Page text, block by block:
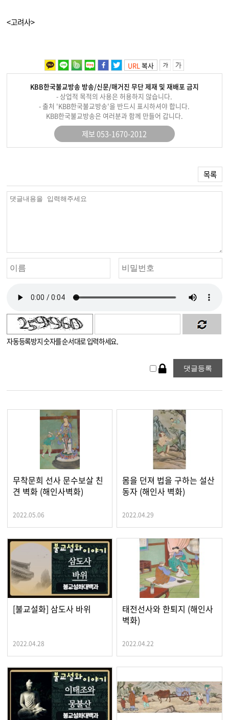
<고려사>
URL복사
KBB한국불교방송 방송/신문/매거진 무단 제재 및 재배포 금지
- 상업적 목적의 사용은 허용하지 않습니다.
- 출처 'KBB한국불교방송'을 반드시 표시하셔야 합니다.
KBB한국불교방송은 여러분과 함께 만들어 갑니다.
제보 053-1670-2012
목록
자동등록방지 숫자를 순서대로 입력하세요.
무착문희 선사 문수보살 친
견 벽화 (해인사벽화)
2022.05.06
몸을 던져 법을 구하는 설산
동자 (해인사 벽화)
2022.04.29
[불교설화] 삼도사 바위
2022.04.28
태전선사와 한퇴지 (해인사
벽화)
2022.04.22